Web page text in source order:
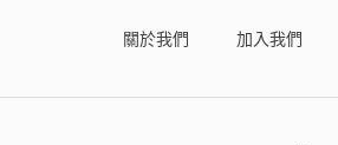
關於我們 加入我們